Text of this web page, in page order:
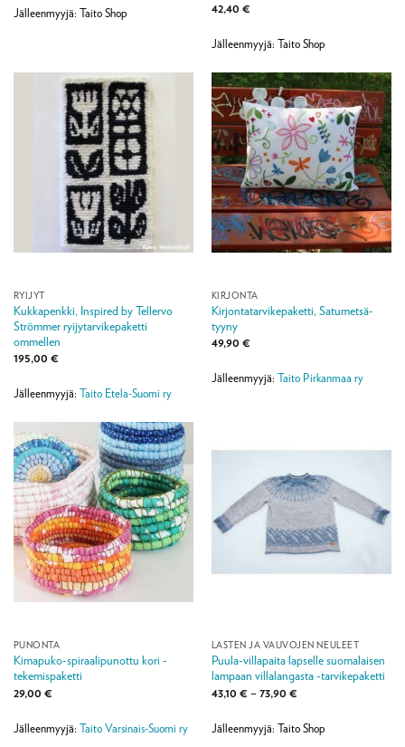
Jälleenmyyjä: Taito Shop
42,40 €
Jälleenmyyjä: Taito Shop
RYIJYT
Kukkapenkki, Inspired by Tellervo
Strömmer ryijytarvikepaketti
ommellen
195,00 €
Jälleenmyyjä: Taito Etela-Suomi ry
KIRJONTA
Kirjontatarvikepaketti, Satumetsä-
tyyny
49,90 €
Jälleenmyyjä: Taito Pirkanmaa ry
PUNONTA
Kimapuko-spiraalipunottu kori -
tekemispaketti
29,00 €
Jälleenmyyjä: Taito Varsinais-Suomi ry
LASTEN JA VAUVOJEN NEULEET
Puula-villapaita lapselle suomalaisen
lampaan villalangasta -tarvikepaketti
43,10 € – 73,90 €Hintaluokka:
73,90 €
Jälleenmyyjä: Taito Shop